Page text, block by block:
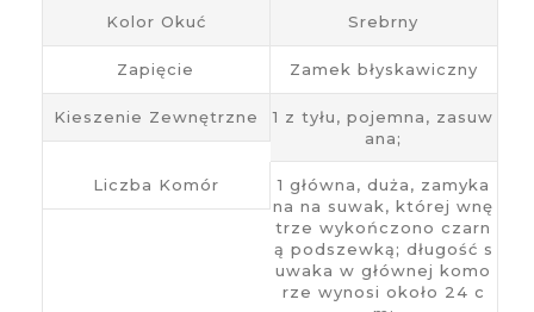
Kolor Okuć Srebrny
Zapięcie Zamek błyskawiczny
Kieszenie Zewnętrzne
1 z tyłu, pojemna, zasuw
ana;
Liczba Komór
1 główna, duża, zamyka
na na suwak, której wnę
trze wykończono czarn
ą podszewką; długość s
uwaka w głównej komo
rze wynosi około 24 c